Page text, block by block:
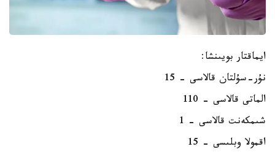
ايماقتار بويىنشا:
نۇر-سۇلتان قالاسى - 15
الماتى قالاسى - 110
شىمكەنت قالاسى - 1
اقمولا وبلىسى - 15